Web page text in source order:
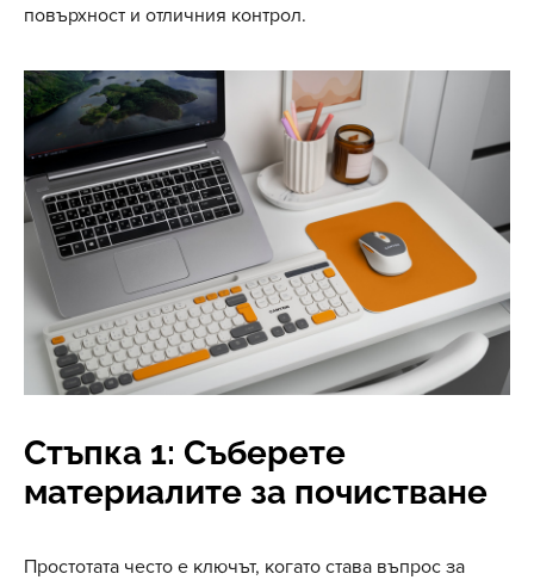
повърхност и отличния контрол.
Стъпка 1: Съберете
материалите за почистване
Простотата често е ключът, когато става въпрос за